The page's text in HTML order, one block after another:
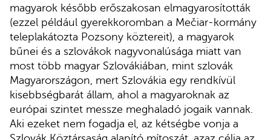
magyarok később erőszakosan elmagyarosították
(ezzel például gyerekkoromban a Mečiar-kormány
teleplakátozta Pozsony köztereit), a magyarok
bűnei és a szlovákok nagyvonalúsága miatt van
most több magyar Szlovákiában, mint szlovák
Magyarországon, mert Szlovákia egy rendkívül
kisebbségbarát állam, ahol a magyaroknak az
európai szintet messze meghaladó jogaik vannak.
Aki ezeket nem fogadja el, az kétségbe vonja a